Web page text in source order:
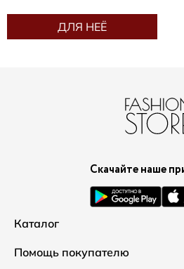
ДЛЯ НЕЁ
Скачайте наше
Каталог
Новинки
Помощь покупателю